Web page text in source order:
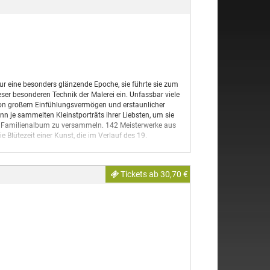
und sonntags von 11 – 17 Uhr kostenlos
unter Telefon 0541/323-2109
bedeutenden Karriere im Alten Reich – auch am
Museum „HerrschaftsZeiten! Erlebnis
diese Zeit – das späte Mittelalter – dank
man auf seinem Gang durch die Burg nicht nur etwas
Burgbewohner erfahren. Vieles lässt sich hier auf
Dialoge, anschauliche Modelle und Einladungen
O-Ton und der Narr Contz, der die Besucher durch
hier auch etliche Originale des Mittelalters wie
der Grundlage aufwändiger Forschungen in
berühmten Feldherrn Albrecht Achilles oder nach
Forschung – passend zum Anspruch, eines der
Begleit- und Veranstaltungsprogramm an und
wie für den Burgenkenner.
den massiven Schäden des Zweiten Weltkriegs
eine besonders glänzende Epoche, sie führte sie zum
besonderen Technik der Malerei ein. Unfassbar viele
großem Einfühlungsvermögen und erstaunlicher
je sammelten Kleinstporträts ihrer Liebsten, um sie
zu versammeln. 142 Meisterwerke aus
Blütezeit einer Kunst, die im Verlauf des 19.
Miniaturmalerei dieser Zeit auszeichnet. Hirmer
Tickets ab 30,70 €